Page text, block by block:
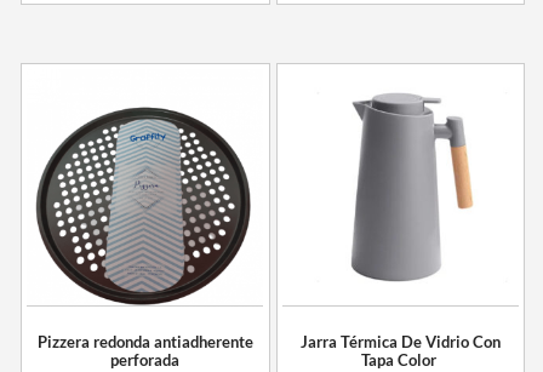
Pizzera redonda antiadherente
perforada
Jarra Térmica De Vidrio Con
Tapa Color